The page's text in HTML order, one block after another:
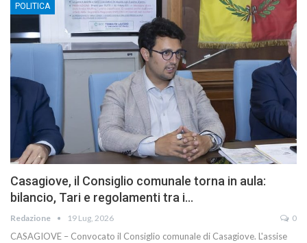
POLITICA
Casagiove, il Consiglio comunale torna in aula:
bilancio, Tari e regolamenti tra i…
Redazione 19 Lug, 2026 0
CASAGIOVE – Convocato il Consiglio comunale di Casagiove. L'assise